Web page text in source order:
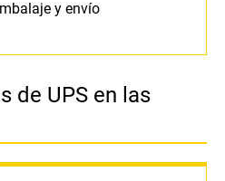
y envío
de UPS en las